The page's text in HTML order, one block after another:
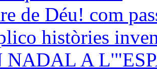
de Déu! com
històries
NADAL A